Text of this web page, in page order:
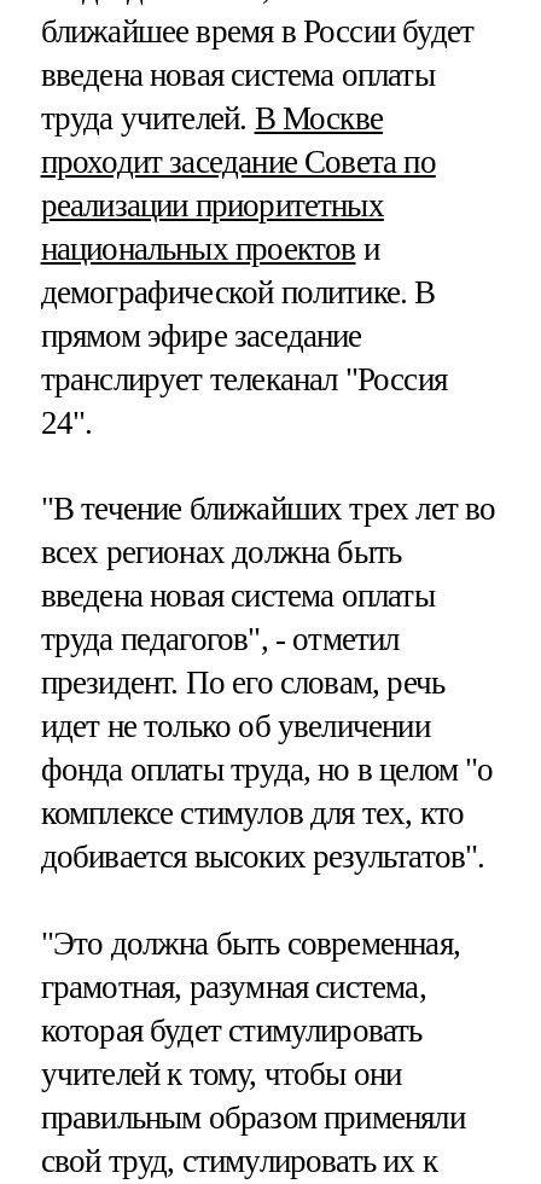
ближайшее время в России будет
введена новая система оплаты
труда учителей. В Москве
проходит заседание Совета по
реализации приоритетных
национальных проектов и
демографической политике. В
прямом эфире заседание
транслирует телеканал "Россия
24".
"В течение ближайших трех лет во
всех регионах должна быть
введена новая система оплаты
труда педагогов", - отметил
президент. По его словам, речь
идет не только об увеличении
фонда оплаты труда, но в целом "о
комплексе стимулов для тех, кто
добивается высоких результатов".
"Это должна быть современная,
грамотная, разумная система,
которая будет стимулировать
учителей к тому, чтобы они
правильным образом применяли
свой труд, стимулировать их к